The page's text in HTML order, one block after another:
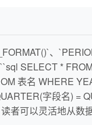
、
SELECT *
表名 WHERE
字段名) =
者可以灵活地从数